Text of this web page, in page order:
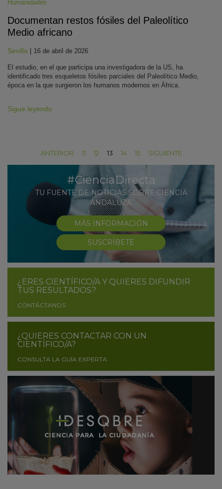
Humanidades
Documentan restos fósiles del Paleolítico
Medio africano
Sevilla | 16 de abril de 2026
El estudio, en el que participa una investigadora de la US, ha
identificado tres esqueletos fósiles parciales del Paleolítico Medio,
época en la que surgieron los humanos modernos en África.
Sigue leyendo
ANTERIOR 11 12 13 14 15 SIGUIENTE
#CienciaDirecta
TU FUENTE DE NOTICIAS SOBRE CIENCIA
ANDALUZA
MÁS INFORMACIÓN
SUSCRÍBETE
¿ERES CIENTÍFICO/A Y QUIERES DIFUNDIR
TUS RESULTADOS?
CONTÁCTANOS
¿QUIERES CONTACTAR CON UN
CIENTÍFICO/A?
CONSULTA LA GUÍA EXPERTA